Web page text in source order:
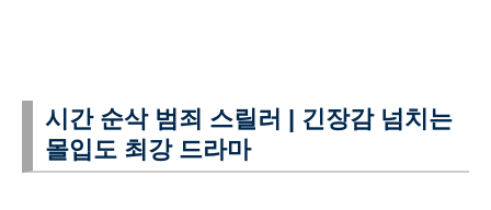
시간 순삭 범죄 스릴러 | 긴장감 넘치는
몰입도 최강 드라마